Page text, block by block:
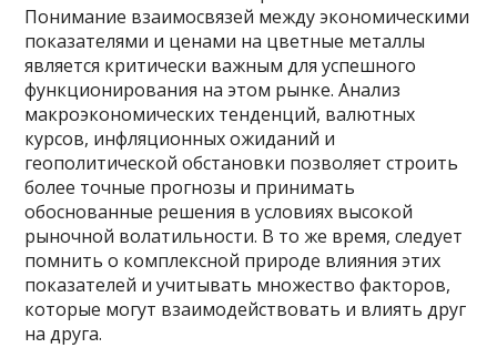
Понимание взаимосвязей между экономическими
показателями и ценами на цветные металлы
является критически важным для успешного
функционирования на этом рынке. Анализ
макроэкономических тенденций, валютных
курсов, инфляционных ожиданий и
геополитической обстановки позволяет строить
более точные прогнозы и принимать
обоснованные решения в условиях высокой
рыночной волатильности. В то же время, следует
помнить о комплексной природе влияния этих
показателей и учитывать множество факторов,
которые могут взаимодействовать и влиять друг
на друга.